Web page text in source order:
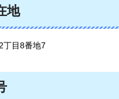
地
丁目8番地7